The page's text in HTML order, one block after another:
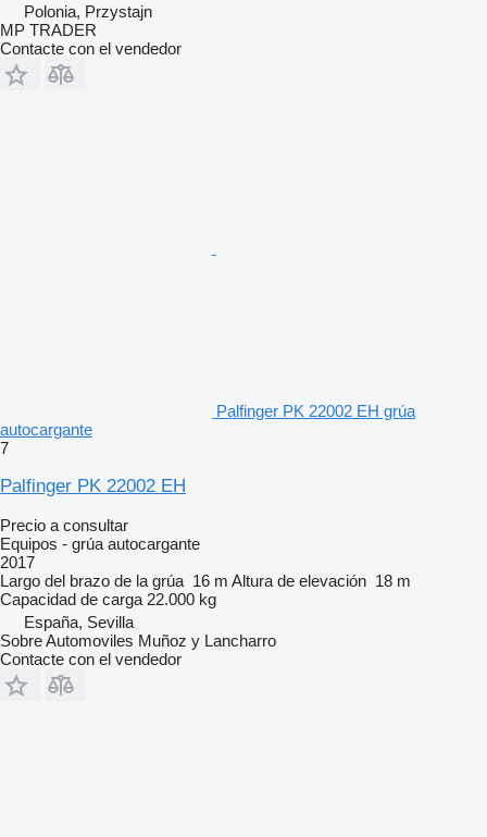
Polonia, Przystajn
MP TRADER
Contacte con el vendedor
Palfinger PK 22002 EH grúa
autocargante
7
Palfinger PK 22002 EH
Precio a consultar
Equipos - grúa autocargante
2017
Largo del brazo de la grúa 16 m Altura de elevación 18 m
Capacidad de carga 22.000 kg
España, Sevilla
Sobre Automoviles Muñoz y Lancharro
Contacte con el vendedor